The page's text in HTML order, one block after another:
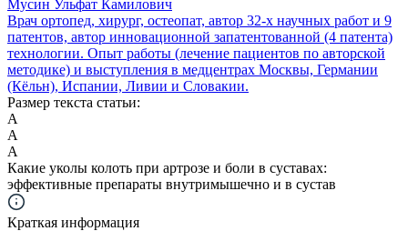
Мусин Ульфат Камилович
Врач ортопед, хирург, остеопат, автор 32-х научных работ и 9
патентов, автор инновационной запатентованной (4 патента)
технологии. Опыт работы (лечение пациентов по авторской
методике) и выступления в медцентрах Москвы, Германии
(Кёльн), Испании, Ливии и Словакии.
Размер текста статьи:
А
А
А
Какие уколы колоть при артрозе и боли в суставах:
эффективные препараты внутримышечно и в сустав
Краткая информация